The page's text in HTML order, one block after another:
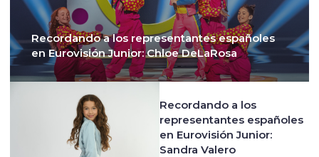
Recordando a los representantes españoles
en Eurovisión Junior: Chloe DeLaRosa
Recordando a los
representantes españoles
en Eurovisión Junior:
Sandra Valero